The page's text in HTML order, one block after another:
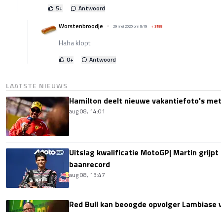
5+
Antwoord
Worstenbroodje
29 mei 2025 om 8:19 +3188
Haha klopt
0+ Antwoord
LAATSTE NIEUWS
Hamilton deelt nieuwe vakantiefoto's
aug 08, 14:01
Uitslag kwalificatie MotoGP| Martin
baanrecord
aug 08, 13:47
Red Bull kan beoogde opvolger